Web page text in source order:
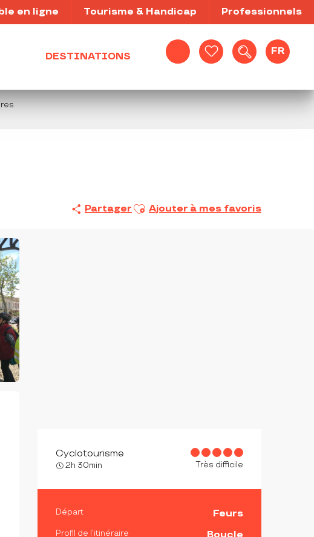
Recherche
FR
en ligne Tourisme & Handicap Professionnels
DESTINATIONS
Partager Ajouter aux favoris
Ajouter à mes favoris
Cyclotourisme
2h 30min Très difficile
INFORMATIONS
Départ Feurs
Profil de l’itinéraire